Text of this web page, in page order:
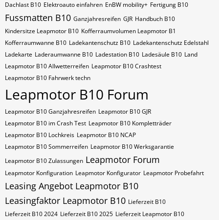
Dachlast B10 Elektroauto einfahren EnBW mobility+ Fertigung B10
Fussmatten B10 Ganzjahresreifen GJR Handbuch B10
Kindersitze Leapmotor B10 Kofferraumvolumen Leapmotor B1
Kofferraumwanne B10 Ladekantenschutz B10 Ladekantenschutz Edelstahl
Ladekarte Laderaumwanne B10 Ladestation B10 Ladesäule B10 Land
Leapmotor B10 Allwetterreifen Leapmotor B10 Crashtest
Leapmotor B10 Fahrwerk techn
Leapmotor B10 Forum
Leapmotor B10 Ganzjahresreifen Leapmotor B10 GJR
Leapmotor B10 im Crash Test Leapmotor B10 Kompletträder
Leapmotor B10 Lochkreis Leapmotor B10 NCAP
Leapmotor B10 Sommerreifen Leapmotor B10 Werksgarantie
Leapmotor B10 Zulassungen Leapmotor Forum
Leapmotor Konfiguration Leapmotor Konfigurator Leapmotor Probefahrt
Leasing Angebot Leapmotor B10
Leasingfaktor Leapmotor B10 Lieferzeit B10
Lieferzeit B10 2024 Lieferzeit B10 2025 Lieferzeit Leapmotor B10